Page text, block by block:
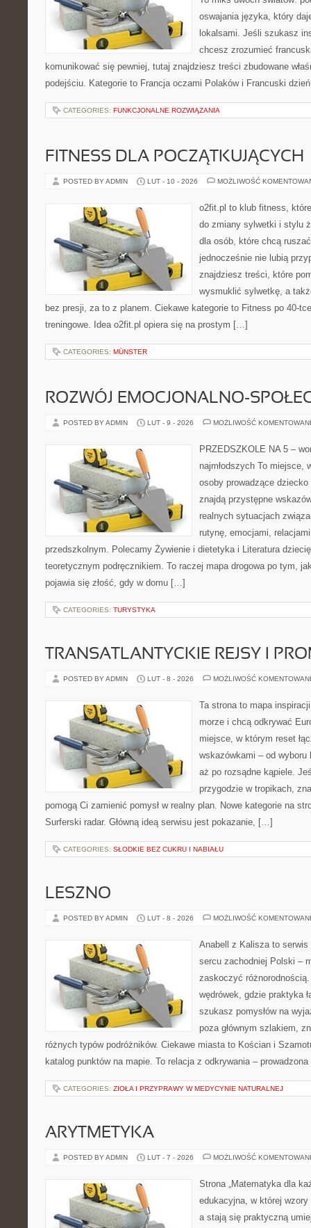
oswajania języka, który
lokalsami. Jeśli szukasz
chcesz zrozumieć
komunikować się pewniej, tutaj znajdziesz treści zbudowane
podejściu. Kategorie to Francja oczami Polaków i Francuski
CATEGORIES: FUNKCJONALNE ROZWIĄZANIA
FITNESS DLA POCZĄTKUJĄCYCH
POSTED BY ADMIN LUT - 10 - 2026 MOŻLIWOŚĆ
o2fit.pl to klub fitness,
do zmiany sylwetki i stylu
dla osób, które chcą
jednocześnie nie lubią
znajdziesz treści, które
wysmuklić sylwetkę, a
bez presji, za to z planem. Ciekawe kategorie to Fitness po 40-
treningowe. Idea o2fit.pl opiera się na prostym […]
CATEGORIES: MÜNSTER
ROZWÓJ EMOCJONALNO-
POSTED BY ADMIN LUT - 9 - 2026 MOŻLIWOŚĆ
PRZEDSZKOLE NA 5 –
najmłodszych To miejsce,
osoby prowadzące
znajdą przystępne
realnych sytuacjach
rutynę, emocjami,
przedszkolnym. Polecamy Żywienie i dietetyka i Literatura
teoretycznym podręcznikiem. To raczej mapa drogowa po tym,
pojawia się złość, gdy w domu […]
CATEGORIES: TURYSTYKA
TRANSATLANTYCKIE REJSY I
POSTED BY ADMIN LUT - 8 - 2026 MOŻLIWOŚĆ
Ta strona to mapa
morze i chcą odkrywać
miejsce, w którym reset
wskazówkami – od wyboru
aż po rozsądne kąpiele.
przygodzie w tropikach,
pomogą Ci zamienić pomysł w realny plan. Nowe kategorie na
Surferski radar. Główną ideą serwisu jest pokazanie, […]
CATEGORIES: SŁODKIE BEZ CUKRU I NABIAŁU
LESZNO
POSTED BY ADMIN LUT - 8 - 2026 MOŻLIWOŚĆ
Anabell z Kalisza to
sercu zachodniej Polski –
zaskoczyć
wędrówek, gdzie praktyka
szukasz pomysłów na
poza głównym szlakiem,
różnych typów podróżników. Ciekawe miasta to Kościan i
katalog punktów na mapie. To relacja z odkrywania –
CATEGORIES: ZIOŁA I PRZYPRAWY W MEDYCYNIE NATURALNEJ
ARYTMETYKA
POSTED BY ADMIN LUT - 7 - 2026 MOŻLIWOŚĆ
Strona „Matematyka dla
edukacyjna, w której
a stają się praktyczną